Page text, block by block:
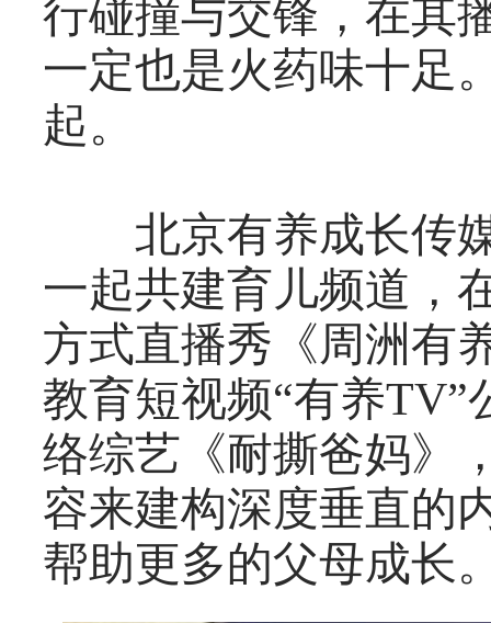
行碰撞与交锋，在其
一定也是火药味十足
起。
北京有养成长传媒
一起共建育儿频道，
方式直播秀《周洲有
教育短视频“有养
络综艺《耐撕爸妈》
容来建构深度垂直的
帮助更多的父母成长